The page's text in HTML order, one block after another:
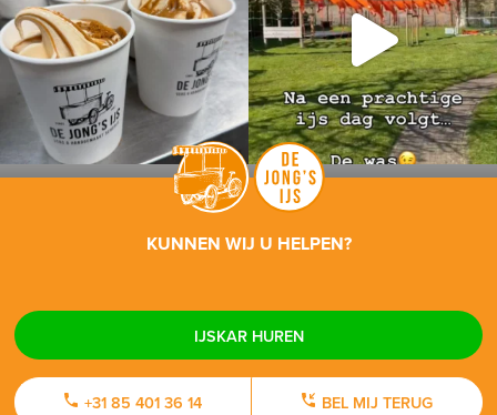
KUNNEN WIJ U HELPEN?
IJSKAR HUREN
+31 85 401 36 14 BEL MIJ TERUG